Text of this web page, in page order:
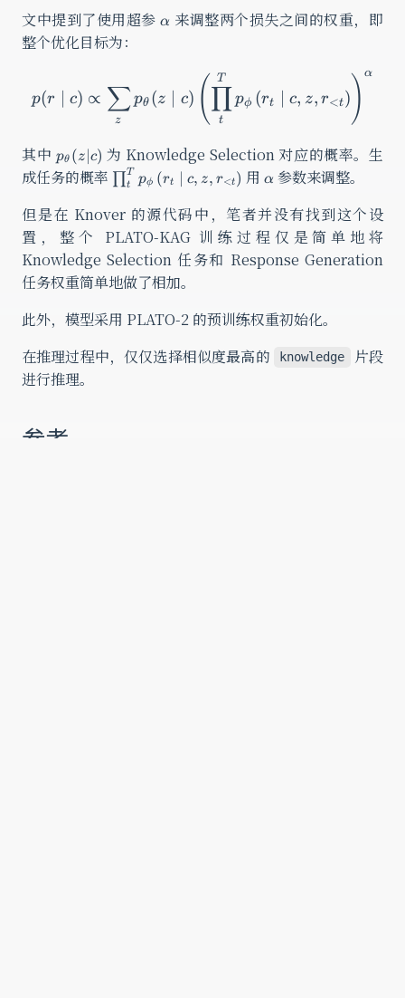
文中提到了使用超参\alpha
α 来调整两个损失之间的权重，即
整个优化目标为：
p(r \mid c) \propto
p(r c) ∝
z
∑pθ (z c) ( t
∏
T
pϕ (rt c, z, r<t) )
α
其中 p_{\theta}
(z|c)
pθ (z ∣c) 为 Knowledge Selection 对应的概率。生
成任务的概率 \prod_t^T
p_\phi\left(r_t
\mid c, z,
r_{<t}\right)
∏t
T pϕ (rt ∣ c, z, r<t ) 用\alpha
α 参数来调整。
但是在 Knover 的源代码中，笔者并没有找到这个设
置，整个 PLATO-KAG 训练过程仅是简单地将
Knowledge Selection 任务和 Response Generation
任务权重简单地做了相加。
此外，模型采用 PLATO-2 的预训练权重初始化。
在推理过程中，仅仅选择相似度最高的
knowledge
片段
进行推理。
参考